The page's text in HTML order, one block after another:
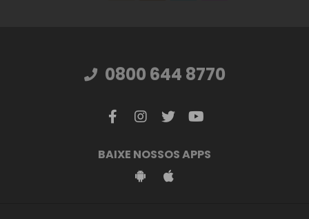
0800 644 8770
BAIXE NOSSOS APPS